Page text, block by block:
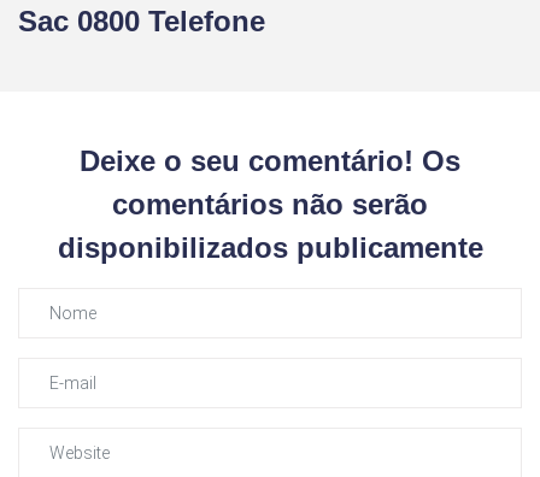
Sac 0800 Telefone
Deixe o seu comentário! Os
comentários não serão
disponibilizados publicamente